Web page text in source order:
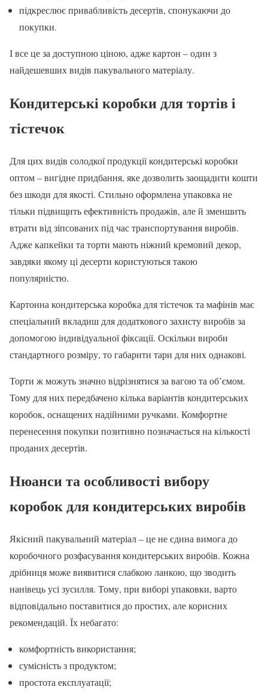
підкреслює привабливість десертів, спонукаючи до
покупки.
І все це за доступною ціною, адже картон – один з
найдешевших видів пакувального матеріалу.
Кондитерські коробки для тортів і
тістечок
Для цих видів солодкої продукції кондитерські коробки
оптом – вигідне придбання, яке дозволить заощадити кошти
без шкоди для якості. Стильно оформлена упаковка не
тільки підвищить ефективність продажів, але й зменшить
втрати від зіпсованих під час транспортування виробів.
Адже капкейки та торти мають ніжний кремовий декор,
завдяки якому ці десерти користуються такою
популярністю.
Картонна кондитерська коробка для тістечок та мафінів має
спеціальний вкладиш для додаткового захисту виробів за
допомогою індивідуальної фіксації. Оскільки вироби
стандартного розміру, то габарити тари для них однакові.
Торти ж можуть значно відрізнятися за вагою та об’ємом.
Тому для них передбачено кілька варіантів кондитерських
коробок, оснащених надійними ручками. Комфортне
перенесення покупки позитивно позначається на кількості
проданих десертів.
Нюанси та особливості вибору
коробок для кондитерських виробів
Якісний пакувальний матеріал – це не єдина вимога до
коробочного розфасування кондитерських виробів. Кожна
дрібниця може виявитися слабкою ланкою, що зводить
нанівець усі зусилля. Тому, при виборі упаковки, варто
відповідально поставитися до простих, але корисних
рекомендацій. Їх небагато:
комфортність використання;
сумісність з продуктом;
простота експлуатації;